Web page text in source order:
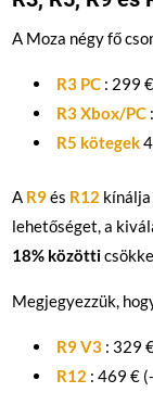
A Moza négy fő
R3 PC : 299
R3 Xbox/PC
R5 kötegek
A R9és R12
lehetőséget, a
18% közötti
Megjegyezzük,
R9 V3 : 329
R12 : 469 €